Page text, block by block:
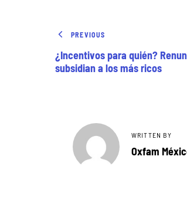
PREVIOUS
¿Incentivos para quién?
subsidian a los más ricos
WRITTEN BY
Oxfam